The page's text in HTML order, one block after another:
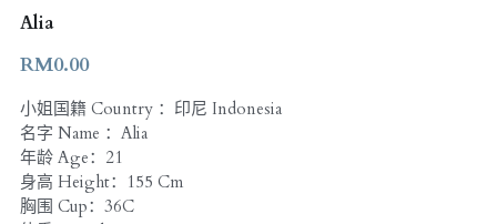
Alia
RM0.00
小姐国籍 Country ：印尼 Indonesia
名字 Name ：Alia
年龄 Age：21
身高 Height：155 Cm
胸围 Cup：36C